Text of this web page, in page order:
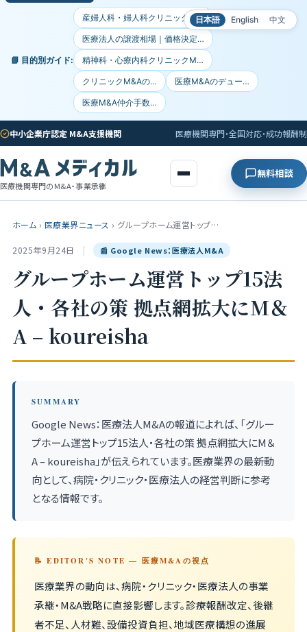
日本語 English 中文
📘 目的別ガイド:
産婦人科・婦人科クリニックM…
医療法人の譲渡相場｜価格決定…
精神科・心療内科クリニックM…
クリニックM&Aの… 医療M&Aのデュー…
医療M&A仲介手数…
中小企業庁認定 M&A支援機関 医療機関専門・全国対応・成功報酬制
医療機関専門のM&A・事業承継
無料相談
ホーム › 医療業界ニュース › グループホーム運営トップ…
2025年9月24日 | 📰 Google News：医療法人M&A
グループホーム運営トップ15法
人・各社の策 拠点網拡大にM＆
A – koureisha
SUMMARY
Google News：医療法人M&Aの報道によれば、「グルー
プホーム運営トップ15法人・各社の策 拠点網拡大にM＆
A – koureisha」が伝えられています。医療業界の最新動
向として、病院・クリニック・医療法人の経営判断に参考
となる情報です。
📝 EDITOR'S NOTE — 医療M&Aの視点
医療業界の動向は、病院・クリニック・医療法人の事業
承継・M&A戦略に直接影響します。診療報酬改定、後継
者不足、人材難、設備投資負担、地域医療構想の進展